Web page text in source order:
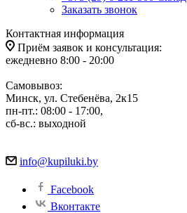
Заказать звонок
Контактная информация
Приём заявок и консультация:
ежедневно 8:00 - 20:00
Самовывоз:
Минск, ул. Стебенёва, 2к15
пн-пт.: 08:00 - 17:00,
сб-вс.: выходной
info@kupiluki.by
Facebook
Вконтакте